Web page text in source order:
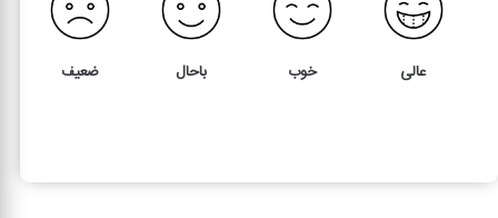
عالی خوب باحال ضعیف